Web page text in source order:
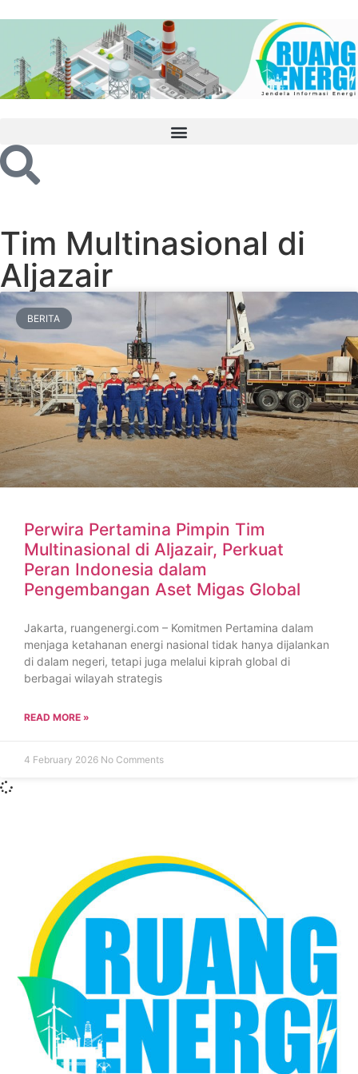
Tim Multinasional di
Aljazair
BERITA
Perwira Pertamina Pimpin Tim
Multinasional di Aljazair, Perkuat
Peran Indonesia dalam
Pengembangan Aset Migas Global
Jakarta, ruangenergi.com – Komitmen Pertamina dalam
menjaga ketahanan energi nasional tidak hanya dijalankan
di dalam negeri, tetapi juga melalui kiprah global di
berbagai wilayah strategis
READ MORE »
4 February 2026 No Comments